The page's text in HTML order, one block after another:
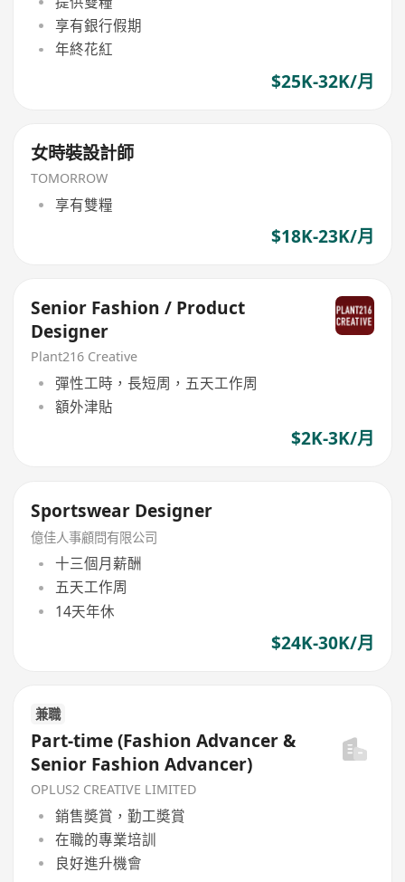
享有銀行假期
年終花紅
$25K-32K/月
女時裝設計師
TOMORROW
享有雙糧
$18K-23K/月
Senior Fashion / Product
Designer
Plant216 Creative
彈性工時，長短周，五天工作周
額外津貼
$2K-3K/月
Sportswear Designer
億佳人事顧問有限公司
十三個月薪酬
五天工作周
14天年休
$24K-30K/月
兼職
Part-time (Fashion Advancer &
Senior Fashion Advancer)
OPLUS2 CREATIVE LIMITED
銷售奬賞，勤工奬賞
在職的專業培訓
良好進升機會